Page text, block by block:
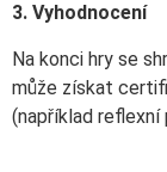
3. Vyhodnocení
Na konci hry se
může získat
(například reflexní